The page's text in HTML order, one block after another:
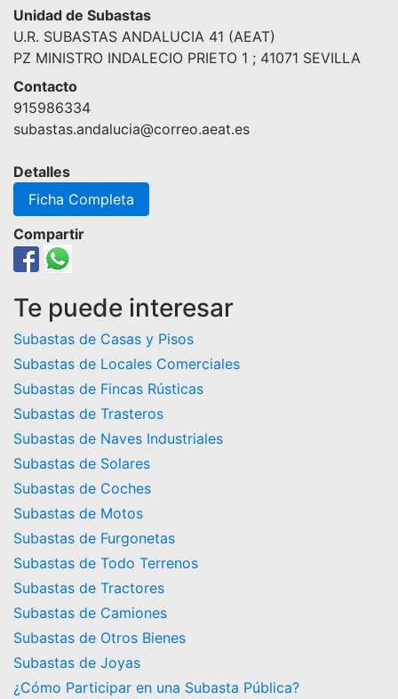
Unidad de Subastas
U.R. SUBASTAS ANDALUCIA 41 (AEAT)
PZ MINISTRO INDALECIO PRIETO 1 ; 41071 SEVILLA
Contacto
915986334
subastas.andalucia@correo.aeat.es
Detalles
Ficha Completa
Compartir
Te puede interesar
Subastas de Casas y Pisos
Subastas de Locales Comerciales
Subastas de Fincas Rústicas
Subastas de Trasteros
Subastas de Naves Industriales
Subastas de Solares
Subastas de Coches
Subastas de Motos
Subastas de Furgonetas
Subastas de Todo Terrenos
Subastas de Tractores
Subastas de Camiones
Subastas de Otros Bienes
Subastas de Joyas
¿Cómo Participar en una Subasta Pública?